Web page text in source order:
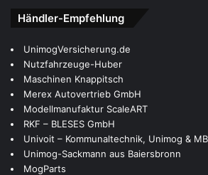
Händler-Empfehlung
UnimogVersicherung.de
Nutzfahrzeuge-Huber
Maschinen Knappitsch
Merex Autovertrieb GmbH
Modellmanufaktur ScaleART
RKF – BLESES GmbH
Univoit – Kommunaltechnik, Unimog &
Unimog-Sackmann aus Baiersbronn
MogParts